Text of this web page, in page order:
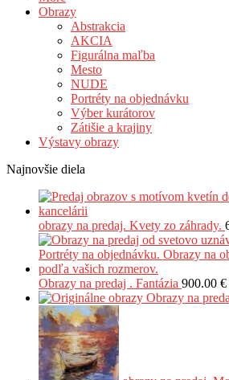
Obrazy
Abstrakcia
AKCIA
Figurálna maľba
Mesto
NUDE
Portréty na objednávku
Výber kurátorov
Zátišie a krajiny
Výstavy obrazy
Najnovšie diela
obrazy na predaj. Kvety zo záhrady.
Obrazy na predaj . Fantázia 900.00 €
Obrazy na